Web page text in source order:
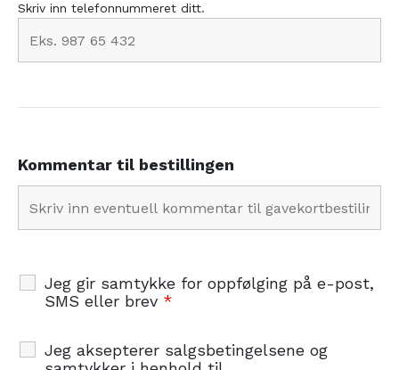
Skriv inn telefonnummeret ditt.
Kommentar til bestillingen
Jeg gir samtykke for oppfølging på e-post,
SMS eller brev *
Jeg aksepterer salgsbetingelsene og